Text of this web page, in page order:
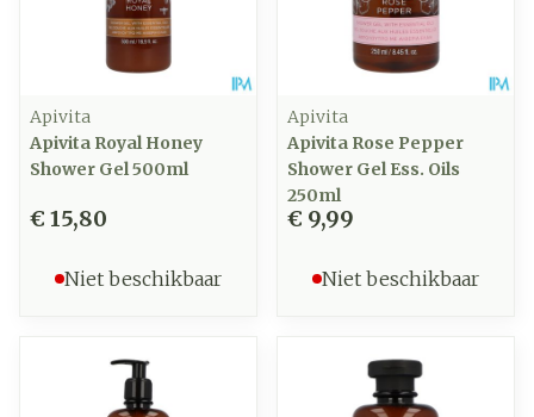
Apivita
Apivita Royal Honey
Shower Gel 500ml
€ 15,80
Niet beschikbaar
Apivita
Apivita Rose Pepper
Shower Gel Ess. Oils
250ml
€ 9,99
Niet beschikbaar